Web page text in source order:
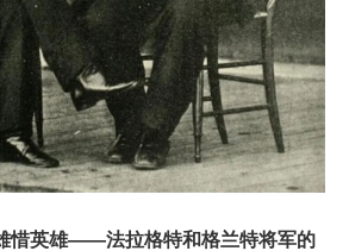
惜英雄——法拉格特和格兰特将军的